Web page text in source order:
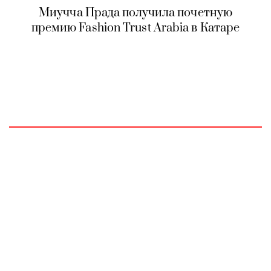
Миучча Прада получила почетную
премию Fashion Trust Arabia в Катаре